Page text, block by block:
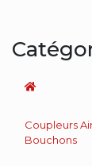
Coupleurs
Bouchons